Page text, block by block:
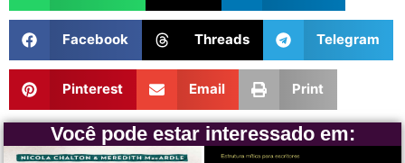
Facebook Threads Telegram
Pinterest Email Print
Você pode estar interessado em: